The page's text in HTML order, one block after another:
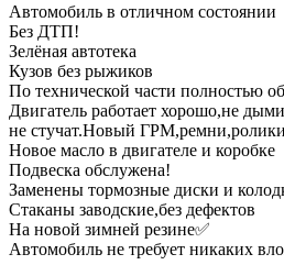
Автомобиль в отличном состоянии
Без ДТП!
Зелёная автотека
Кузов без рыжиков
По технической части полностью
Двигатель работает хорошо,не
не стучат.Новый ГРМ,ремни,ролики
Новое масло в двигателе и коробке
Подвеска обслужена!
Заменены тормозные диски и
Стаканы заводские,без дефектов
На новой зимней резине✅
Автомобиль не требует никаких